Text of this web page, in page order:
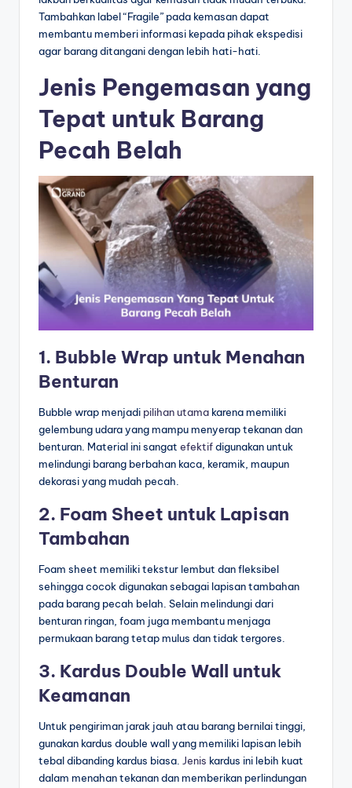
Tambahkan label “Fragile” pada kemasan dapat
membantu memberi informasi kepada pihak ekspedisi
agar barang ditangani dengan lebih hati-hati.
Jenis Pengemasan yang
Tepat untuk Barang
Pecah Belah
1. Bubble Wrap untuk Menahan
Benturan
Bubble wrap menjadi pilihan utama karena memiliki
gelembung udara yang mampu menyerap tekanan dan
benturan. Material ini sangat efektifdigunakan untuk
melindungi barang berbahan kaca, keramik, maupun
dekorasi yang mudah pecah.
2. Foam Sheet untuk Lapisan
Tambahan
Foam sheet memiliki tekstur lembut dan fleksibel
sehingga cocok digunakan sebagai lapisan tambahan
pada barang pecah belah. Selain melindungi dari
benturan ringan, foam juga membantu menjaga
permukaan barang tetap mulus dan tidak tergores.
3. Kardus Double Wall untuk
Keamanan
Untuk pengiriman jarak jauh atau barang bernilai tinggi,
gunakan kardus double wall yang memiliki lapisan lebih
tebal dibanding kardus biasa. Jenis kardus ini lebih kuat
dalam menahan tekanan dan memberikan perlindungan